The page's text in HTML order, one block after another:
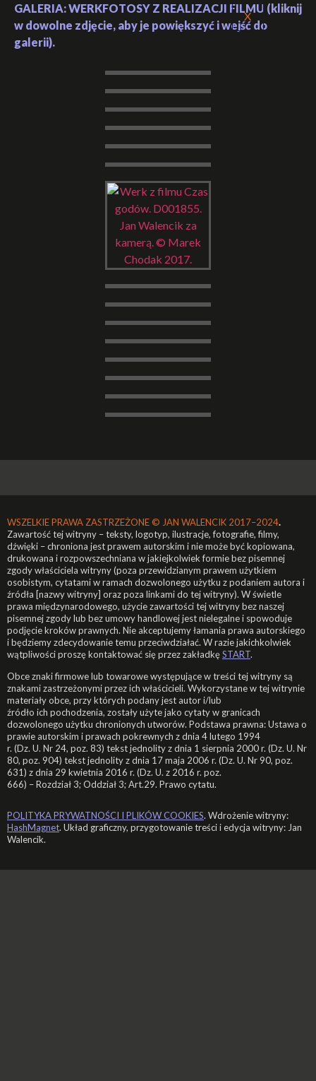
X
GALERIA: WERKFOTOSY Z REALIZACJI FILMU (kliknij
w dowolne zdjęcie, aby je powiększyć i wejść do
galerii).
WSZELKIE PRAWA ZASTRZEŻONE © JAN WALENCIK 2017–2024.
Zawartość tej witryny – teksty, logotyp, ilustracje, fotografie, filmy,
dźwięki – chroniona jest prawem autorskim i nie może być kopiowana,
drukowana i rozpowszechniana w jakiejkolwiek formie bez pisemnej
zgody właściciela witryny (poza przewidzianym prawem użytkiem
osobistym, cytatami w ramach dozwolonego użytku z podaniem autora i
źródła [nazwy witryny] oraz poza linkami do tej witryny). W świetle
prawa międzynarodowego, użycie zawartości tej witryny bez naszej
pisemnej zgody lub bez umowy handlowej jest nielegalne i spowoduje
podjęcie kroków prawnych. Nie akceptujemy łamania prawa autorskiego
i będziemy zdecydowanie temu przeciwdziałać. W razie jakichkolwiek
wątpliwości proszę kontaktować się przez zakładkęSTART.
Obce znaki firmowe lub towarowe występujące w treści tej witryny są
znakami zastrzeżonymi przez ich właścicieli. Wykorzystane w tej witrynie
materiały obce, przy których podany jest autor i/lub
źródło ich pochodzenia, zostały użyte jako cytaty w granicach
dozwolonego użytku chronionych utworów. Podstawa prawna: Ustawa o
prawie autorskim i prawach pokrewnych z dnia 4 lutego 1994
r. (Dz. U. Nr 24, poz. 83) tekst jednolity z dnia 1 sierpnia 2000 r. (Dz. U. Nr
80, poz. 904) tekst jednolity z dnia 17 maja 2006 r. (Dz. U. Nr 90, poz.
631) z dnia 29 kwietnia 2016 r. (Dz. U. z 2016 r. poz.
666) – Rozdział 3; Oddział 3; Art.29. Prawo cytatu.
POLITYKA PRYWATNOŚCI I PLIKÓW COOKIES. Wdrożenie witryny:
HashMagnet. Układ graficzny, przygotowanie treści i edycja witryny: Jan
Walencik.